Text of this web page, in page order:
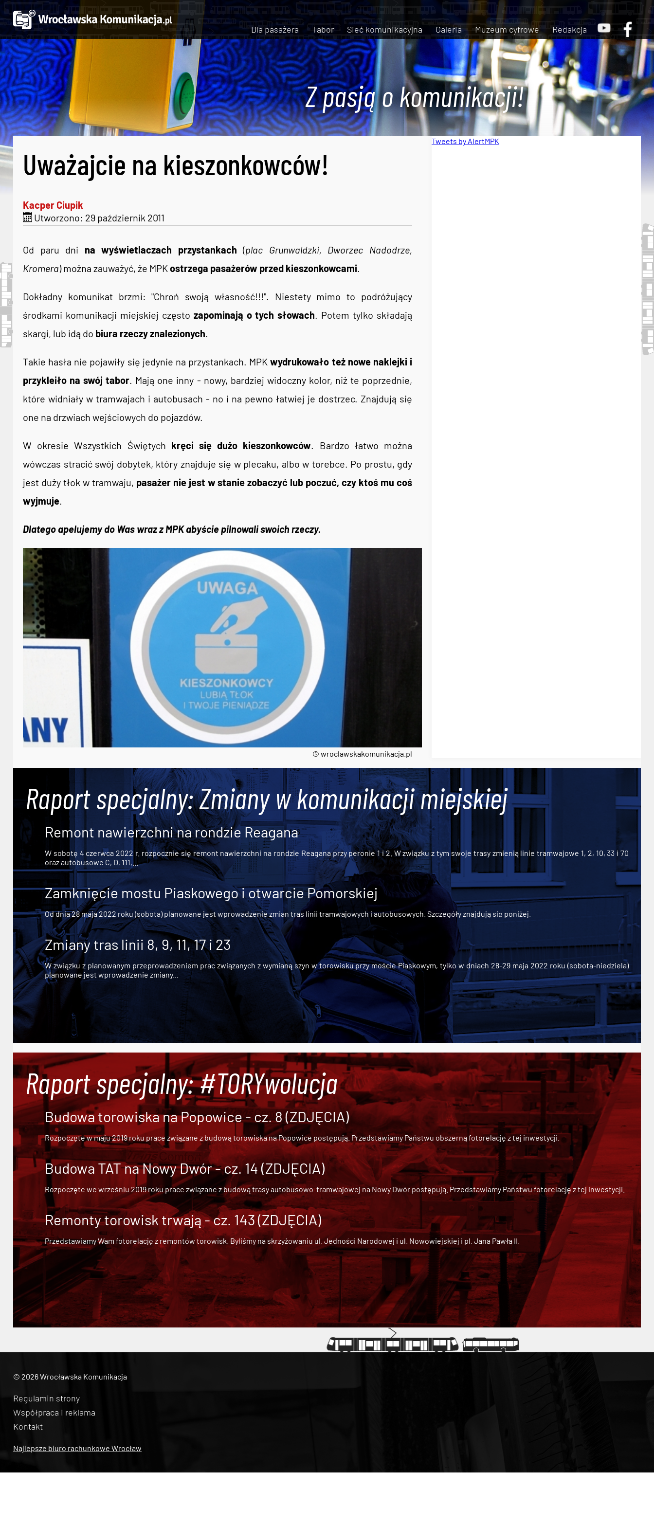
Dla pasażera Tabor Sieć komunikacyjna Galeria Muzeum cyfrowe Redakcja
Z pasją o komunikacji!
Uważajcie na kieszonkowców!
Kacper Ciupik
Utworzono: 29 październik 2011
© wroclawskakomunikacja.pl
Od paru dni na wyświetlaczach przystankach (plac Grunwaldzki, Dworzec Nadodrze,
Kromera) można zauważyć, że MPK ostrzega pasażerów przed kieszonkowcami.
Dokładny komunikat brzmi: "Chroń swoją własność!!!". Niestety mimo to podróżujący
środkami komunikacji miejskiej często zapominają o tych słowach. Potem tylko składają
skargi, lub idą do biura rzeczy znalezionych.
Takie hasła nie pojawiły się jedynie na przystankach. MPKwydrukowało też nowe naklejki i
przykleiło na swój tabor. Mają one inny - nowy, bardziej widoczny kolor, niż te poprzednie,
które widniały w tramwajach i autobusach - no i na pewno łatwiej je dostrzec. Znajdują się
one na drzwiach wejściowych do pojazdów.
W okresie Wszystkich Świętych kręci się dużo kieszonkowców. Bardzo łatwo można
wówczas stracić swój dobytek, który znajduje się w plecaku, albo w torebce. Po prostu, gdy
jest duży tłok w tramwaju, pasażer nie jest w stanie zobaczyć lub poczuć, czy ktoś mu coś
wyjmuje.
Dlatego apelujemy do Was wraz z MPK abyście pilnowali swoich rzeczy.
Tweets by AlertMPK
Raport specjalny: Zmiany w komunikacji miejskiej
Remont nawierzchni na rondzie Reagana
W sobotę 4 czerwca 2022 r. rozpocznie się remont nawierzchni na rondzie Reagana przy peronie 1 i 2. W związku z tym swoje trasy zmienią linie tramwajowe 1, 2, 10, 33 i 70
oraz autobusowe C, D, 111,...
Zamknięcie mostu Piaskowego i otwarcie Pomorskiej
Od dnia 28 maja 2022 roku (sobota) planowane jest wprowadzenie zmian tras linii tramwajowych i autobusowych. Szczegóły znajdują się poniżej.
Zmiany tras linii 8, 9, 11, 17 i 23
W związku z planowanym przeprowadzeniem prac związanych z wymianą szyn w torowisku przy moście Piaskowym, tylko w dniach 28-29 maja 2022 roku (sobota-niedziela)
planowane jest wprowadzenie zmiany...
Raport specjalny: #TORYwolucja
Budowa torowiska na Popowice - cz. 8 (ZDJĘCIA)
Rozpoczęte w maju 2019 roku prace związane z budową torowiska na Popowice postępują. Przedstawiamy Państwu obszerną fotorelację z tej inwestycji.
Budowa TAT na Nowy Dwór - cz. 14 (ZDJĘCIA)
Rozpoczęte we wrześniu 2019 roku prace związane zbudową trasy autobusowo-tramwajowej na Nowy Dwórpostępują. Przedstawiamy Państwu fotorelację z tej inwestycji.
Remonty torowisk trwają - cz. 143 (ZDJĘCIA)
Przedstawiamy Wam fotorelację z remontów torowisk. Byliśmy na skrzyżowaniu ul. Jedności Narodowej i ul. Nowowiejskiej i pl. Jana Pawła II.
© 2026 Wrocławska Komunikacja
Regulamin strony
Współpraca i reklama
Kontakt
Najlepsze biuro rachunkowe Wrocław